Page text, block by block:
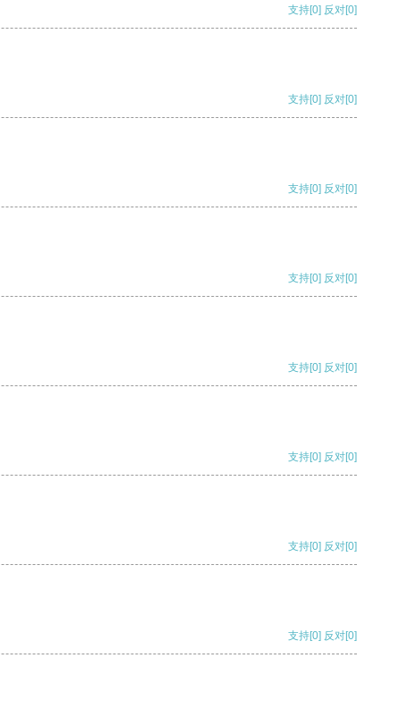
支持[0] 反对[0]
支持[0] 反对[0]
支持[0] 反对[0]
支持[0] 反对[0]
支持[0] 反对[0]
支持[0] 反对[0]
支持[0] 反对[0]
支持[0] 反对[0]